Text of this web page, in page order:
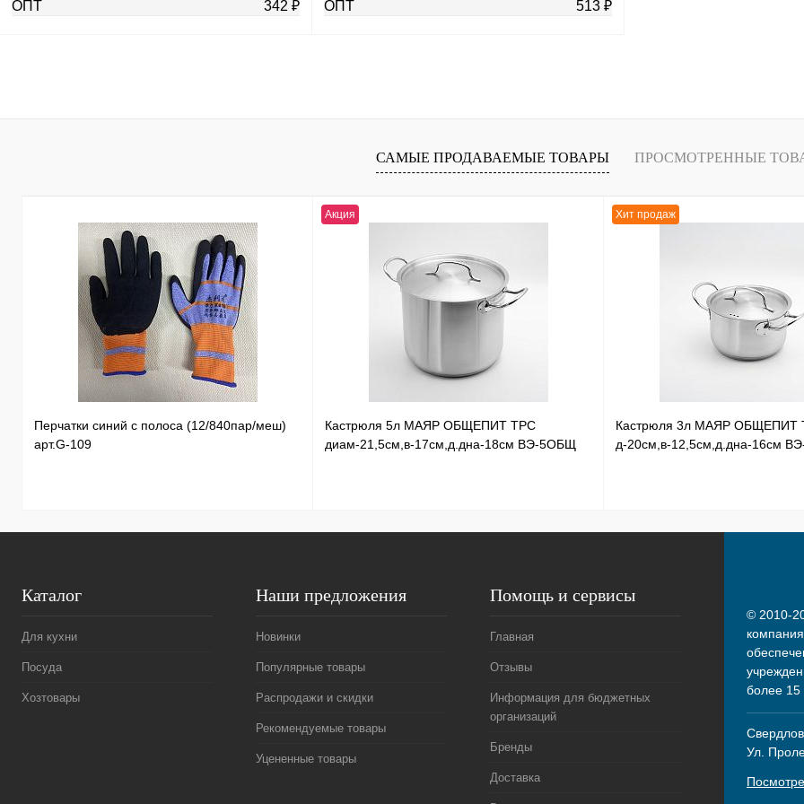
ОПТ
342 ₽
Купить в 1 клик К сравнению
ОПТ
513 ₽
Купить в 1 клик К сравнению
наличии
САМЫЕ ПРОДАВАЕМЫЕ ТОВАРЫ ПРОСМОТРЕННЫЕ
Перчатки синий с полоса (12/840пар/меш)
арт.G-109
Акция
Кастрюля 5л МАЯР ОБЩЕПИТ ТРС
диам-21,5см,в-17см,д.дна-18см ВЭ-5ОБЩ
Хит продаж
Кастрюля 3л МАЯР ОБЩЕПИТ
д-20см,в-12,5см,д.дна-16см
Каталог
Для кухни
Посуда
Хозтовары
Наши предложения
Новинки
Популярные товары
Распродажи и скидки
Рекомендуемые товары
Уцененные товары
Помощь и сервисы
Главная
Отзывы
Информация для бюджетных
организаций
Бренды
Доставка
© 2010-
более 15
Ул.